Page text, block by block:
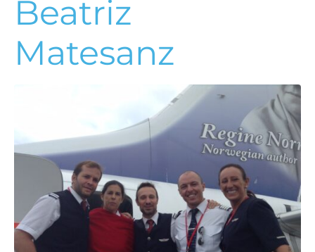
Beatriz
Matesanz